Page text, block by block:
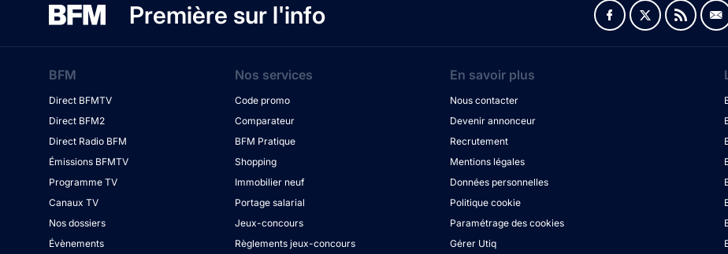
Première sur l'info
BFM
Direct BFMTV
Direct BFM2
Direct Radio BFM
Émissions BFMTV
Programme TV
Canaux TV
Nos dossiers
Évènements
Nos services
Code promo
Comparateur
BFM Pratique
Shopping
Immobilier neuf
Portage salarial
Jeux-concours
Règlements jeux-concours
En savoir plus
Nous contacter
Devenir annonceur
Recrutement
Mentions légales
Données personnelles
Politique cookie
Paramétrage des cookies
Gérer Utiq